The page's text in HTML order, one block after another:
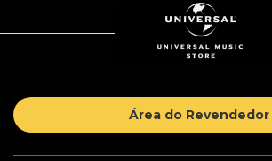
Área do Revendedor